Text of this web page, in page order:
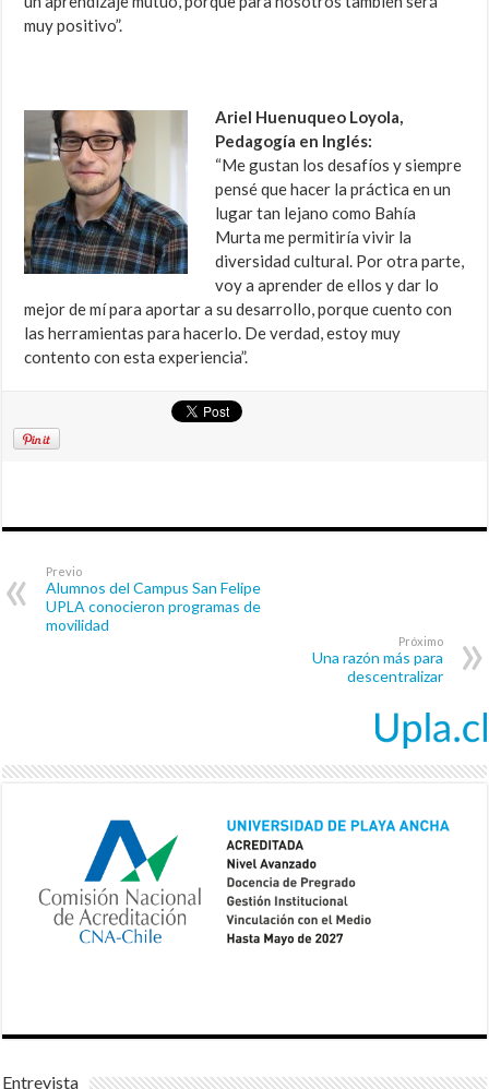
muy positivo”.
Ariel Huenuqueo Loyola,
Pedagogía en Inglés:
“Me gustan los desafíos y siempre
pensé que hacer la práctica en un
lugar tan lejano como Bahía
Murta me permitiría vivir la
diversidad cultural. Por otra parte,
voy a aprender de ellos y dar lo
mejor de mí para aportar a su desarrollo, porque cuento con
las herramientas para hacerlo. De verdad, estoy muy
contento con esta experiencia”.
Previo
Alumnos del Campus San Felipe
UPLA conocieron programas de
movilidad
Próximo
Una razón más para
descentralizar
Entrevista